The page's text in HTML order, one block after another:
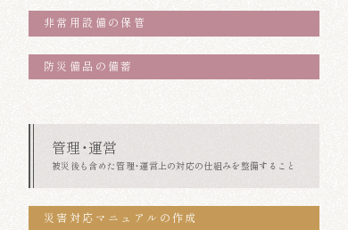
非常用設備の保管
防災備品の備蓄
管理・運営
被災後も含めた管理・運営上の対応の仕組みを整備すること
災害対応マニュアルの作成